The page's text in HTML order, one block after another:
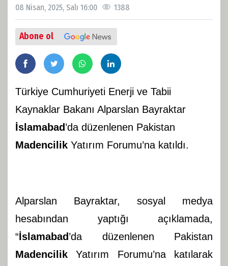
08 Nisan, 2025, Salı 16:00 1388
Abone ol
Türkiye Cumhuriyeti Enerji ve Tabii
Kaynaklar Bakanı Alparslan Bayraktar
İslamabad’da düzenlenen Pakistan
Madencilik Yatırım Forumu’na katıldı.
Alparslan Bayraktar, sosyal medya
hesabından yaptığı açıklamada,
“İslamabad’da düzenlenen Pakistan
Madencilik Yatırım Forumu’na katılarak